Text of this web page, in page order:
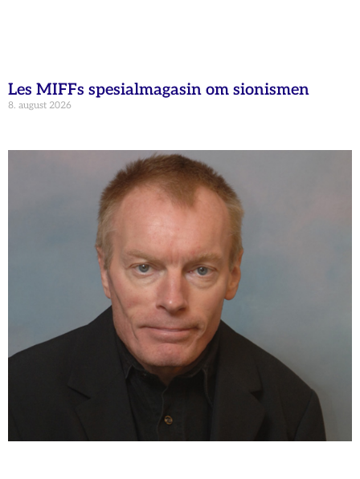
Les MIFFs spesialmagasin om sionismen
8. august 2026